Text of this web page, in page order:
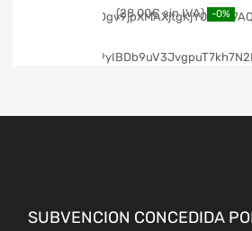
28,00€ -0%
SUBVENCION CONCEDIDA